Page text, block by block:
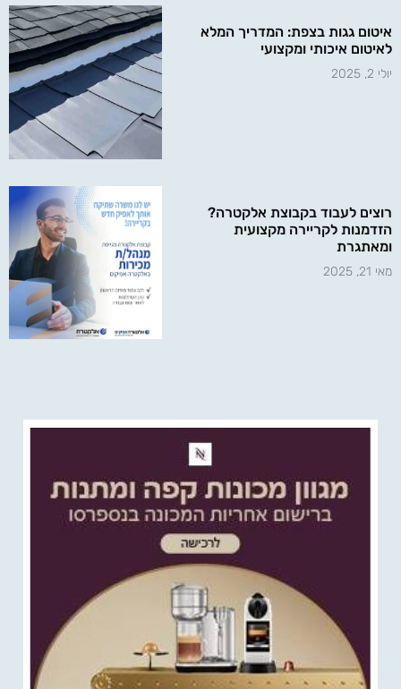
איטום גגות בצפת: המדריך המלא
לאיטום איכותי ומקצועי
יולי 2, 2025
רוצים לעבוד בקבוצת אלקטרה?
הזדמנות לקריירה מקצועית
ומאתגרת
מאי 21, 2025